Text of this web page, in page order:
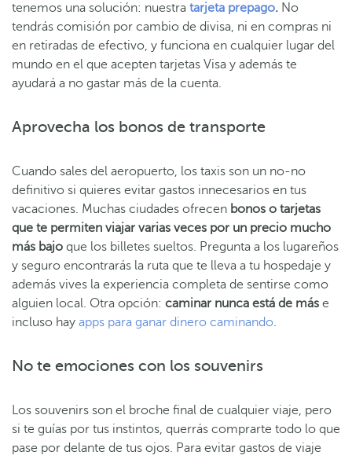
tenemos una solución: nuestra tarjeta prepago. No
tendrás comisión por cambio de divisa, ni en compras ni
en retiradas de efectivo, y funciona en cualquier lugar del
mundo en el que acepten tarjetas Visa y además te
ayudará a no gastar más de la cuenta.
Aprovecha los bonos de transporte
Cuando sales del aeropuerto, los taxis son un no-no
definitivo si quieres evitar gastos innecesarios en tus
vacaciones. Muchas ciudades ofrecen bonos o tarjetas
que te permiten viajar varias veces por un precio mucho
más bajo que los billetes sueltos. Pregunta a los lugareños
y seguro encontrarás la ruta que te lleva a tu hospedaje y
además vives la experiencia completa de sentirse como
alguien local. Otra opción: caminar nunca está de más e
incluso hay apps para ganar dinero caminando.
No te emociones con los souvenirs
Los souvenirs son el broche final de cualquier viaje, pero
si te guías por tus instintos, querrás comprarte todo lo que
pase por delante de tus ojos. Para evitar gastos de viaje